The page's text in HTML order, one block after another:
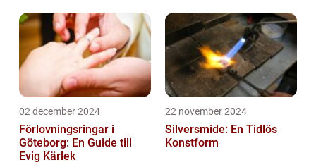
02 december 2024
Förlovningsringar i
Göteborg: En Guide till
Evig Kärlek
22 november 2024
Silversmide: En Tidlös
Konstform